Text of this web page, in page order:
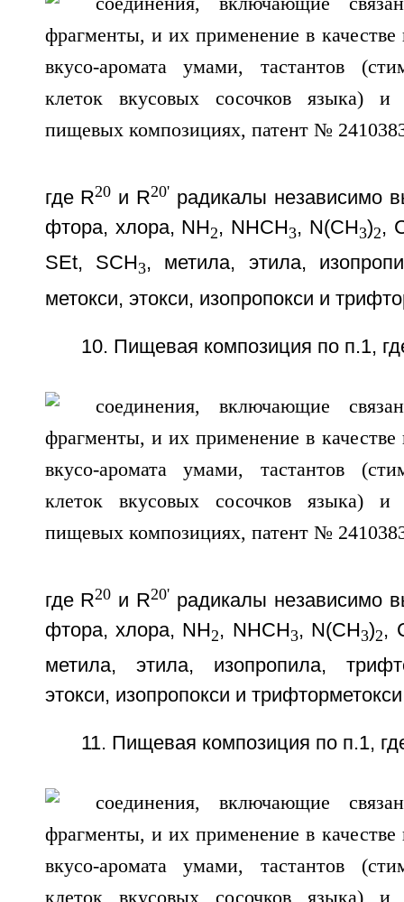
где R20 и R20' радикалы независимо
фтора, хлора, NH2, NHCH3, N(СН3)2,
SEt, SCH 3, метила, этила,
метокси, этокси, изопропокси и
10. Пищевая композиция по п.1,
где R20 и R20' радикалы независимо
фтора, хлора, NH2, NHCH3, N(СН3)2,
метила, этила, изопропила,
этокси, изопропокси и
11. Пищевая композиция по п.1,